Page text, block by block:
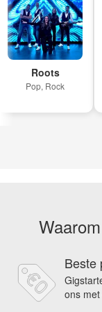
Roots
Pop, Rock
Beste
ons